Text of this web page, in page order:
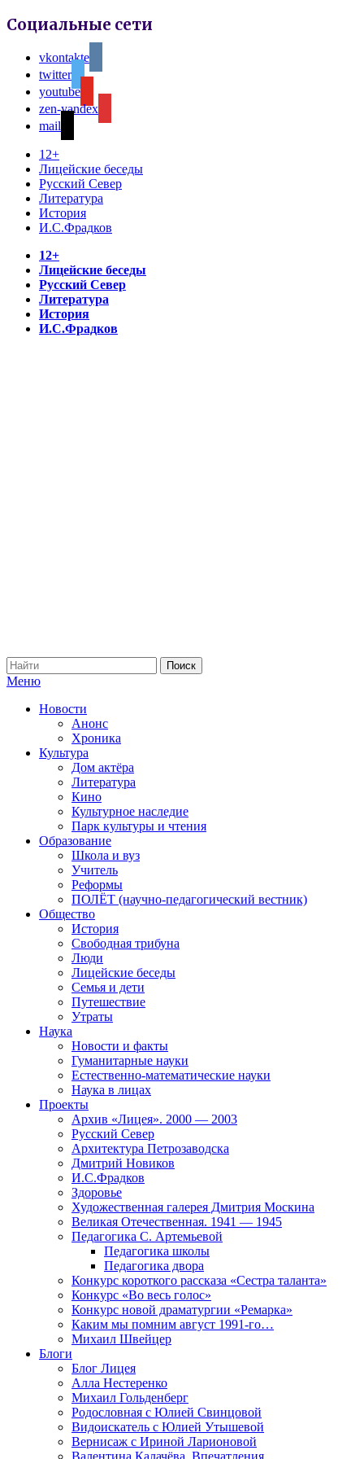
Социальные сети
vkontakte
twitter
youtube
zen-yandex
mail
12+
Лицейские беседы
Русский Север
Литература
История
И.С.Фрадков
12+
Лицейские беседы
Русский Север
Литература
История
И.С.Фрадков
Меню
Новости
Анонс
Хроника
Культура
Дом актёра
Литература
Кино
Культурное наследие
Парк культуры и чтения
Образование
Школа и вуз
Учитель
Реформы
ПОЛЁТ (научно-педагогический вестник)
Общество
История
Свободная трибуна
Люди
Лицейские беседы
Семья и дети
Путешествие
Утраты
Наука
Новости и факты
Гуманитарные науки
Естественно-математические науки
Наука в лицах
Проекты
Архив «Лицея». 2000 — 2003
Русский Север
Архитектура Петрозаводска
Дмитрий Новиков
И.С.Фрадков
Здоровье
Художественная галерея Дмитрия Москина
Великая Отечественная. 1941 — 1945
Педагогика С. Артемьевой
Педагогика школы
Педагогика двора
Конкурс короткого рассказа «Сестра таланта»
Конкурс «Во весь голос»
Конкурс новой драматургии «Ремарка»
Каким мы помним август 1991-го…
Михаил Швейцер
Блоги
Блог Лицея
Алла Нестеренко
Михаил Гольденберг
Родословная с Юлией Свинцовой
Видоискатель с Юлией Утышевой
Вернисаж с Ириной Ларионовой